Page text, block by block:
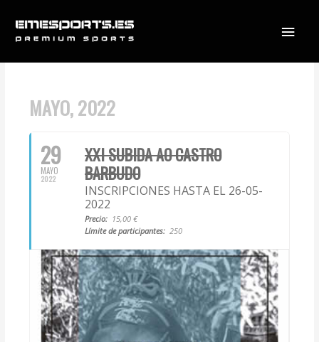
contenido
Menú
MAYO, 2022
29
MAYO
2022
XXI SUBIDA AO CASTRO
BARBUDO
INSCRIPCIONES HASTA EL 26-05-
2022
Precio: 15,00 €
Límite de participantes: 250